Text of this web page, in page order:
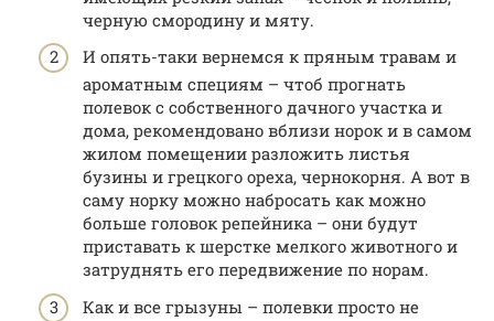
черную смородину и мяту.
И опять-таки вернемся к пряным травам и
ароматным специям – чтоб прогнать
полевок с собственного дачного участка и
дома, рекомендовано вблизи норок и в самом
жилом помещении разложить листья
бузины и грецкого ореха, чернокорня. А вот в
саму норку можно набросать как можно
больше головок репейника – они будут
приставать к шерстке мелкого животного и
затруднять его передвижение по норам.
Как и все грызуны – полевки просто не